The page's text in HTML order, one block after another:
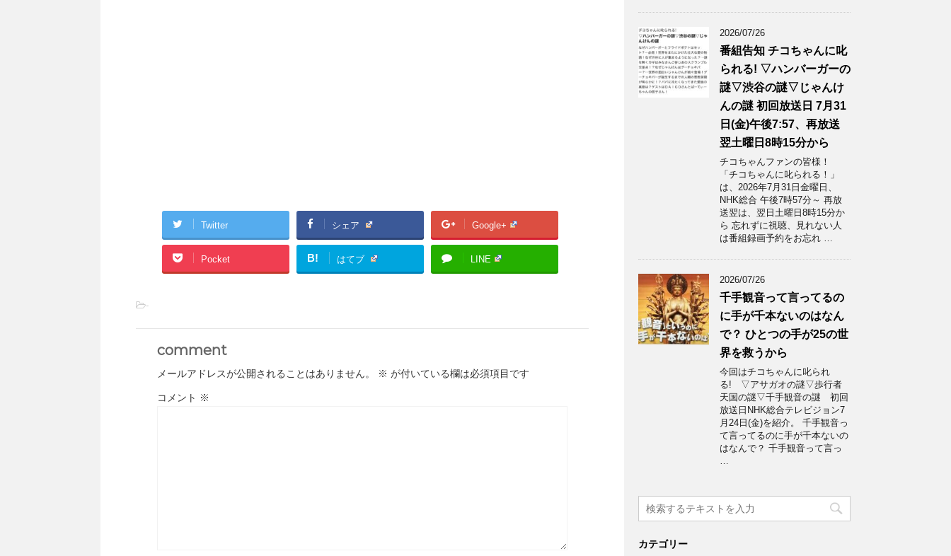
Twitter シェア Google+
Pocket B! はてブ LINE
-
comment
メールアドレスが公開されることはありません。 ※ が付いている欄は必須項目です
コメント ※
2026/07/26
番組告知 チコちゃんに叱
られる! ▽ハンバーガーの
謎▽渋谷の謎▽じゃんけ
んの謎 初回放送日 7月31
日(金)午後7:57、再放送
翌土曜日8時15分から
チコちゃんファンの皆様！
「チコちゃんに叱られる！」​
は、2026年7月31日金曜日、
NHK総合 午後7時57分～ 再放
送翌は、翌日土曜日8時15分か
ら 忘れずに視聴、見れない人
は番組録画予約をお忘れ …
2026/07/26
千手観音って言ってるの
に手が千本ないのはなん
で？ ひとつの手が25の世
界を救うから
今回はチコちゃんに叱られ
る! ▽アサガオの謎▽歩行者
天国の謎▽千手観音の謎 初回
放送日NHK総合テレビジョン7
月24日(金)を紹介。 千手観音っ
て言ってるのに手が千本ないの
はなんで？ 千手観音って言っ
…
カテゴリー